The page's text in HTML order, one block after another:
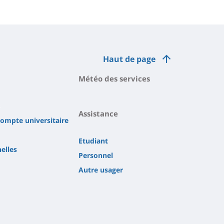
Haut de page
universitaire
Météo des services
Assistance
Etudiant
Personnel
Autre usager